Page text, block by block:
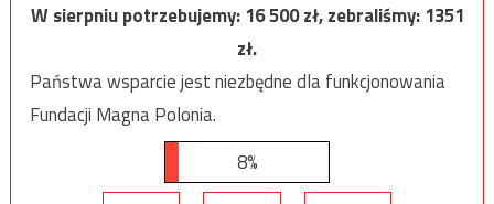
W sierpniu potrzebujemy:16 500zł, zebraliśmy:1351
zł.
Państwa wsparcie jest niezbędne dla funkcjonowania
Fundacji Magna Polonia.
8%